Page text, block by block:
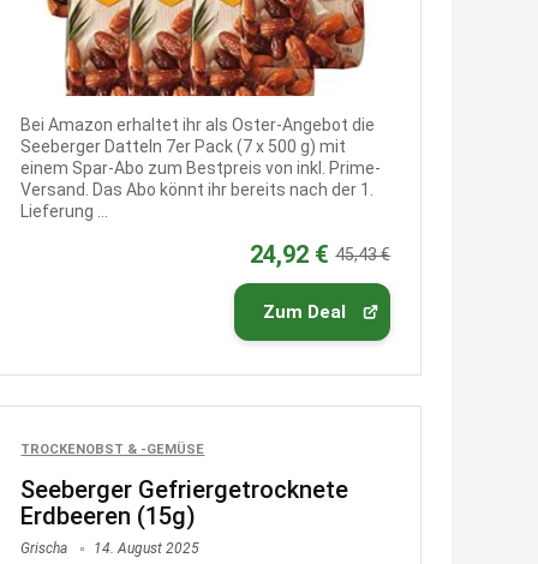
Bei Amazon erhaltet ihr als Oster-Angebot die
Seeberger Datteln 7er Pack (7 x 500 g) mit
einem Spar-Abo zum Bestpreis von inkl. Prime-
Versand. Das Abo könnt ihr bereits nach der 1.
Lieferung ...
24,92 € 45,43 €
Zum Deal
TROCKENOBST & -GEMÜSE
Seeberger Gefriergetrocknete
Erdbeeren (15g)
Grischa 14. August 2025
21:37
↩
Bei EDEKA
21:37
Haribo Roadshow / 100 Orte / ab
www.haribo.com/de-
13:04
Joachim
Ab diesem Jahr gibt es keine
Fielmann-Blinkis mehr / wurde